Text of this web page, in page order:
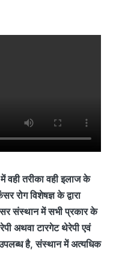
वही तरीका वही इलाज के
रोग विशेषज्ञ के द्वारा
संस्थान में सभी प्रकार के
अथवा टारगेट थेरेपी एवं
है, संस्थान में अत्यधिक